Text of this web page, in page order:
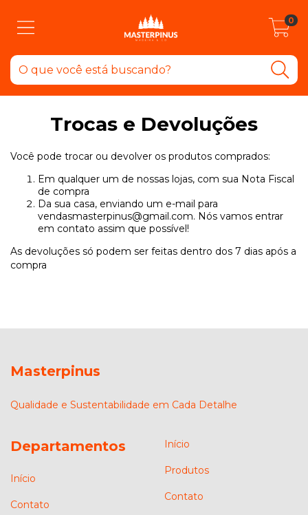
0
Trocas e Devoluções
Você pode trocar ou devolver os produtos comprados:
Em qualquer um de nossas lojas, com sua Nota Fiscal
de compra
Da sua casa, enviando um e-mail para
vendasmasterpinus@gmail.com. Nós vamos entrar
em contato assim que possível!
As devoluções só podem ser feitas dentro dos 7 dias após a
compra
Masterpinus
Qualidade e Sustentabilidade em Cada Detalhe
Departamentos
Início
Contato
Início
Produtos
Contato